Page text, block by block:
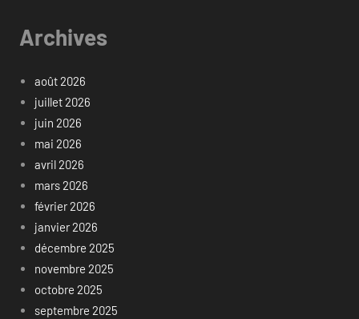
Archives
août 2026
juillet 2026
juin 2026
mai 2026
avril 2026
mars 2026
février 2026
janvier 2026
décembre 2025
novembre 2025
octobre 2025
septembre 2025